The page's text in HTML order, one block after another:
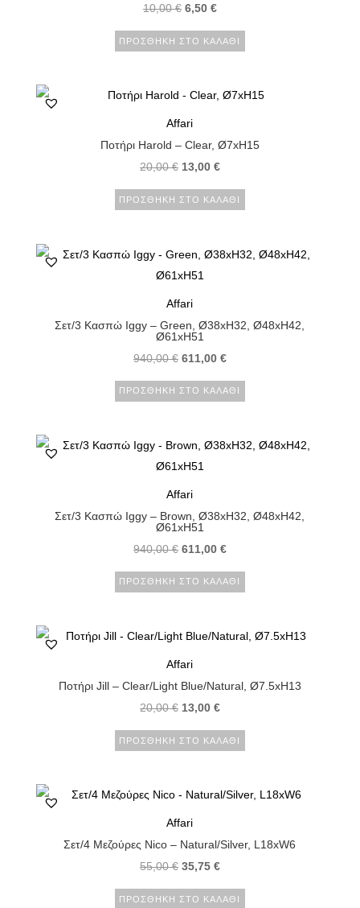
10,00€ 6,50 €
ΠΡΟΣΘΉΚΗ ΣΤΟ ΚΑΛΆΘΙ
Affari
Ποτήρι Harold – Clear, Ø7xH15
20,00€ 13,00 €
ΠΡΟΣΘΉΚΗ ΣΤΟ ΚΑΛΆΘΙ
Affari
Σετ/3 Κασπώ Iggy – Green, Ø38xH32, Ø48xH42,
Ø61xH51
940,00€ 611,00 €
ΠΡΟΣΘΉΚΗ ΣΤΟ ΚΑΛΆΘΙ
Affari
Σετ/3 Κασπώ Iggy – Brown, Ø38xH32, Ø48xH42,
Ø61xH51
940,00€ 611,00 €
ΠΡΟΣΘΉΚΗ ΣΤΟ ΚΑΛΆΘΙ
Affari
Ποτήρι Jill – Clear/Light Blue/Natural, Ø7.5xH13
20,00€ 13,00 €
ΠΡΟΣΘΉΚΗ ΣΤΟ ΚΑΛΆΘΙ
Affari
Σετ/4 Μεζούρες Nico – Natural/Silver, L18xW6
55,00€ 35,75 €
ΠΡΟΣΘΉΚΗ ΣΤΟ ΚΑΛΆΘΙ